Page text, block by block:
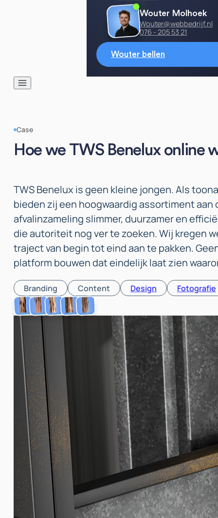
Wouter Molhoek
Wouter@webbedrijf.nl
076 - 205 53 21
Wouter bellen
Case
Hoe we TWS Benelux online
TWS Benelux is geen kleine jongen. Als
bieden zij een hoogwaardig assortiment aan
afvalinzameling slimmer, duurzamer en
die autoriteit nog ver te zoeken. Wij kregen
traject van begin tot eind aan te pakken.
platform bouwen dat eindelijk laat zien
Branding Content Design Fotografie